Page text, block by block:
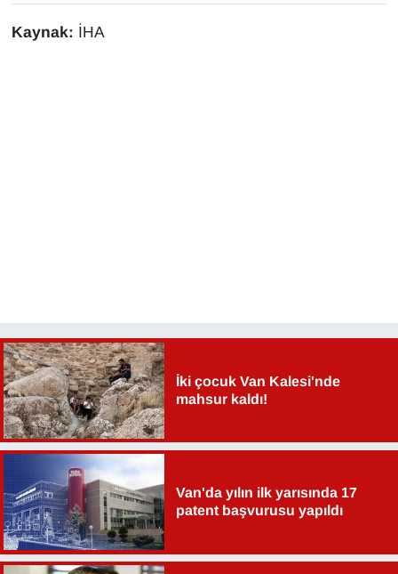
Kaynak: İHA
İki çocuk Van Kalesi'nde
mahsur kaldı!
Van'da yılın ilk yarısında 17
patent başvurusu yapıldı
TEBRİK